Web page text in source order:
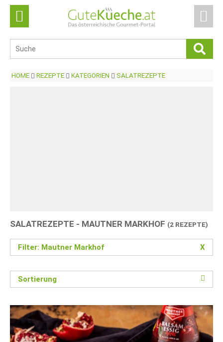
HOME REZEPTE KATEGORIEN SALATREZEPTE
SALATREZEPTE - MAUTNER MARKHOF (2 REZEPTE)
Filter: Mautner Markhof X
Sortierung